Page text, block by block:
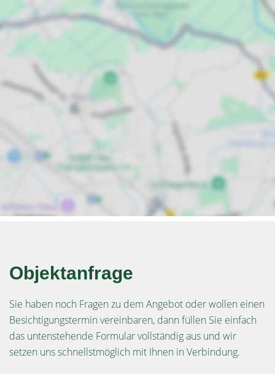
Objektanfrage
Sie haben noch Fragen zu dem Angebot oder wollen einen
Besichtigungstermin vereinbaren, dann füllen Sie einfach
das untenstehende Formular vollständig aus und wir
setzen uns schnellstmöglich mit Ihnen in Verbindung.